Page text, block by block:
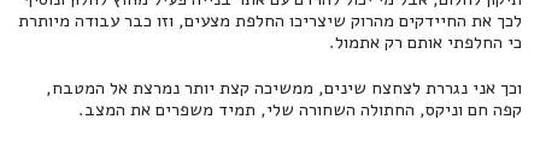
לכך את החיידקים מהרוק שיצריכו החלפת מצעים, וזו כבר עבודה מיותרת
כי החלפתי אותם רק אתמול.
וכך אני נגררת לצחצח שינים, ממשיכה קצת יותר נמרצת אל המטבח,
קפה חם וניקס, החתולה השחורה שלי, תמיד משפרים את המצב.